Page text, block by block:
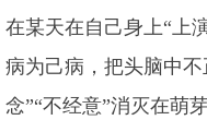
在某天在自己身上“上
病为己病，把头脑中不
念”“不经意”消灭在萌